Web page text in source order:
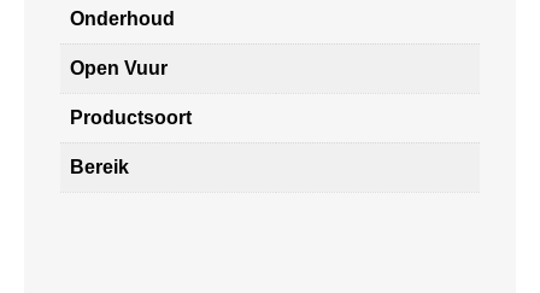
Onderhoud
Open Vuur
Productsoort
Bereik